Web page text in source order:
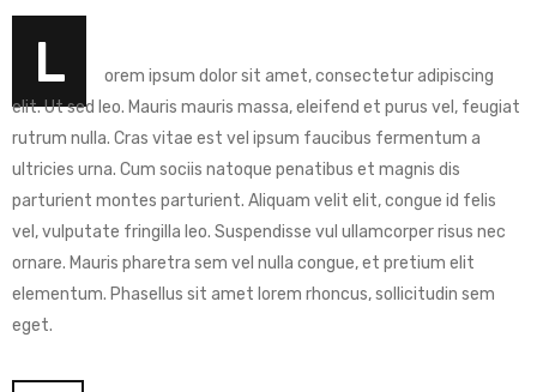
L
orem ipsum dolor sit amet, consectetur adipiscing
elit. Ut sed leo. Mauris mauris massa, eleifend et purus vel, feugiat
rutrum nulla. Cras vitae est vel ipsum faucibus fermentum a
ultricies urna. Cum sociis natoque penatibus et magnis dis
parturient montes parturient. Aliquam velit elit, congue id felis
vel, vulputate fringilla leo. Suspendisse vul ullamcorper risus nec
ornare. Mauris pharetra sem vel nulla congue, et pretium elit
elementum. Phasellus sit amet lorem rhoncus, sollicitudin sem
eget.